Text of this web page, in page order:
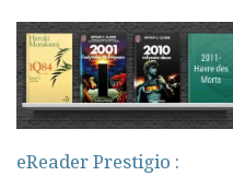
eReader Prestigio :